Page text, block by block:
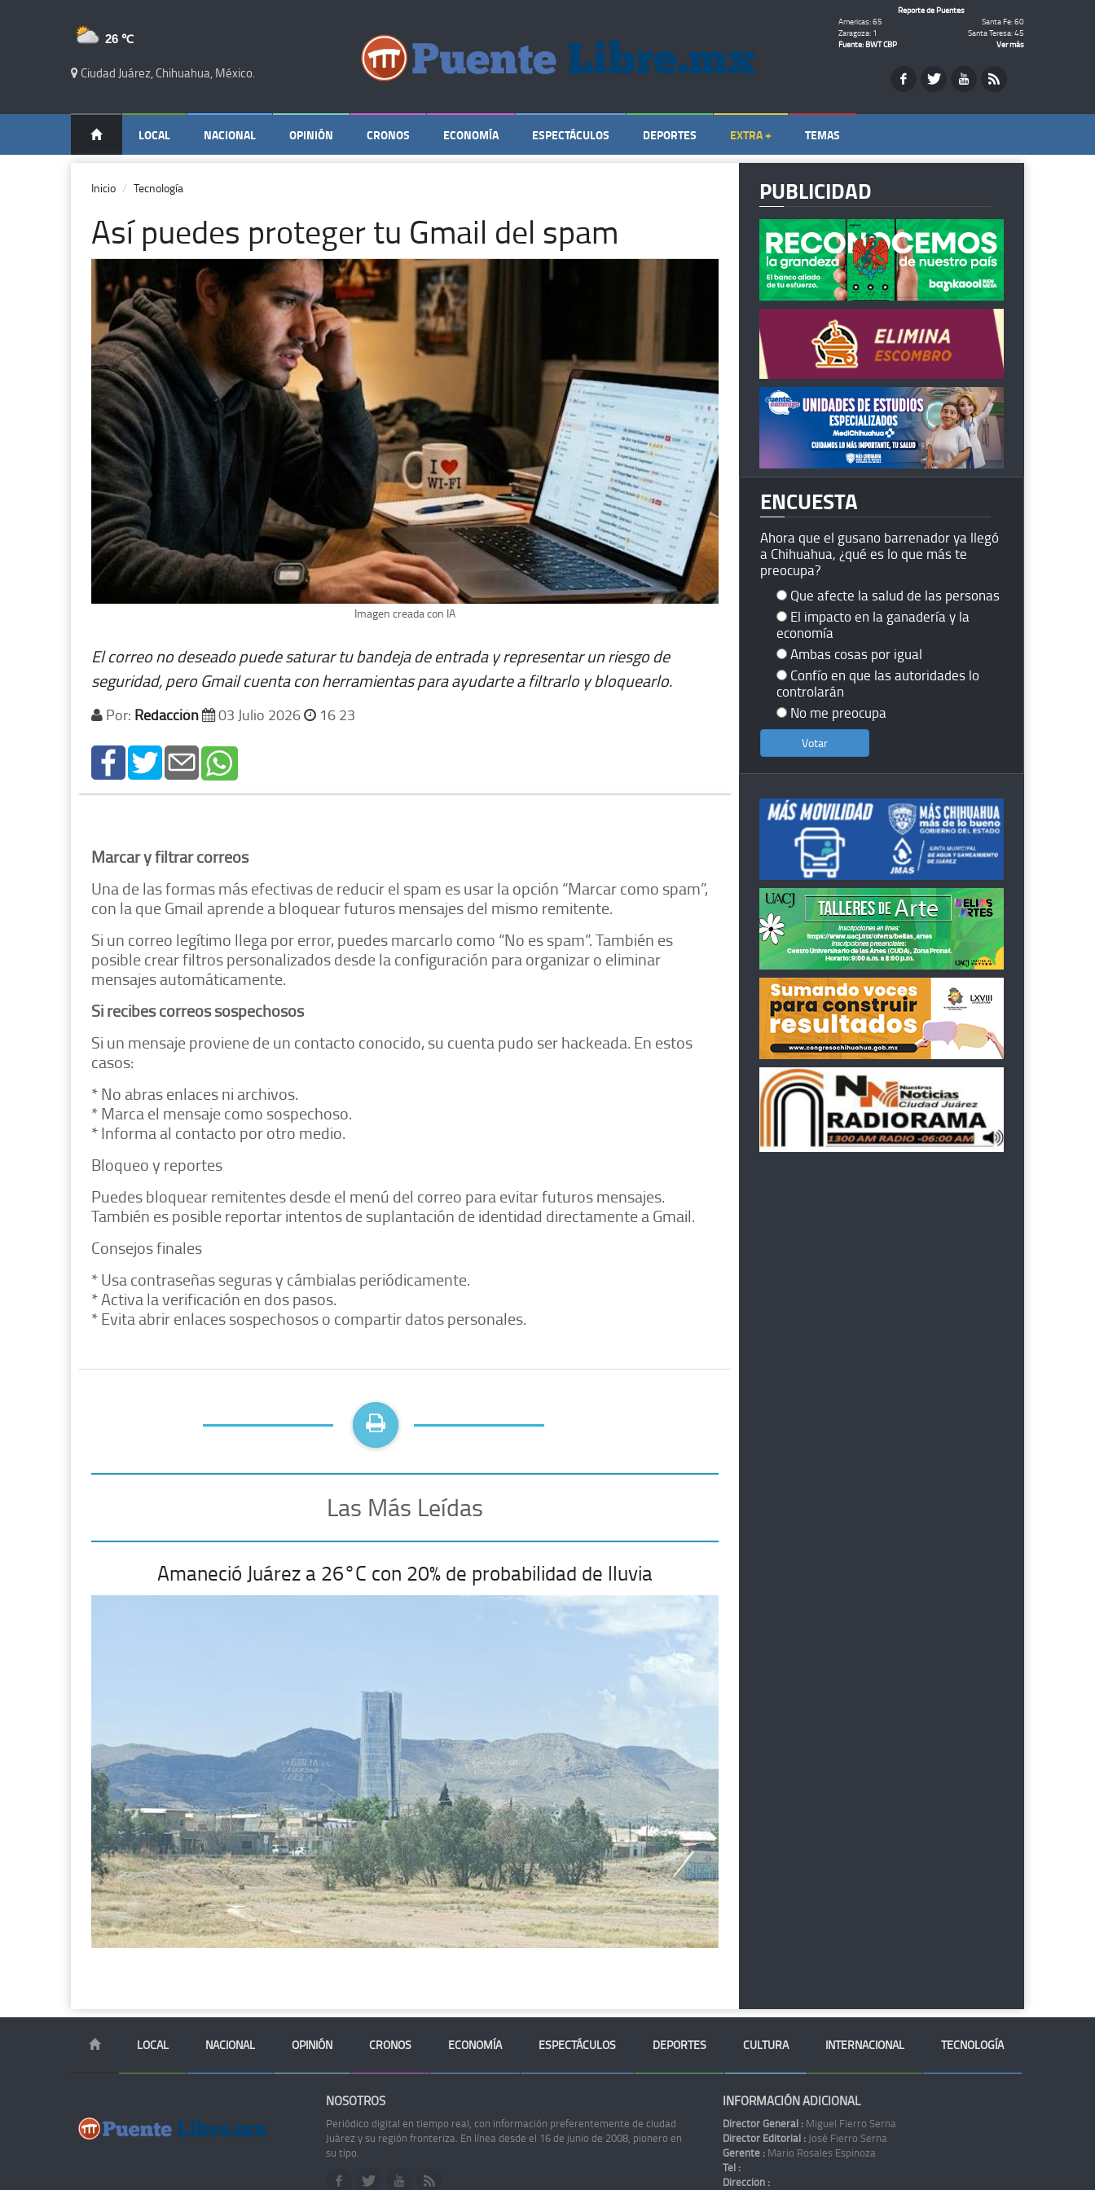
26 ℃
Ciudad Juárez, Chihuahua, México.
Reporte de Puentes
Americas: 65
Santa Fe: 60
Zaragoza: 1
Santa Teresa: 45
Fuente: BWT CBP
Ver más
LOCAL NACIONAL OPINIÓN CRONOS ECONOMÍA ESPECTÁCULOS DEPORTES EXTRA + TEMAS
Inicio Tecnología
Así puedes proteger tu Gmail del spam
Imagen creada con IA
El correo no deseado puede saturar tu bandeja de entrada y representar un riesgo de
seguridad, pero Gmail cuenta con herramientas para ayudarte a filtrarlo y bloquearlo.
Por: Redacción 03 Julio 2026 16 23
Marcar y filtrar correos
Una de las formas más efectivas de reducir el spam es usar la opción “Marcar como spam”,
con la que Gmail aprende a bloquear futuros mensajes del mismo remitente.
Si un correo legítimo llega por error, puedes marcarlo como “No es spam”. También es
posible crear filtros personalizados desde la configuración para organizar o eliminar
mensajes automáticamente.
Si recibes correos sospechosos
Si un mensaje proviene de un contacto conocido, su cuenta pudo ser hackeada. En estos
casos:
* No abras enlaces ni archivos.
* Marca el mensaje como sospechoso.
* Informa al contacto por otro medio.
Bloqueo y reportes
Puedes bloquear remitentes desde el menú del correo para evitar futuros mensajes.
También es posible reportar intentos de suplantación de identidad directamente a Gmail.
Consejos finales
* Usa contraseñas seguras y cámbialas periódicamente.
* Activa la verificación en dos pasos.
* Evita abrir enlaces sospechosos o compartir datos personales.
Las Más Leídas
Amaneció Juárez a 26°C con 20% de probabilidad de lluvia
PUBLICIDAD
ENCUESTA
Ahora que el gusano barrenador ya llegó
a Chihuahua, ¿qué es lo que más te
preocupa?
Que afecte la salud de las personas
El impacto en la ganadería y la
economía
Ambas cosas por igual
Confío en que las autoridades lo
controlarán
No me preocupa
LOCAL NACIONAL OPINIÓN CRONOS ECONOMÍA ESPECTÁCULOS DEPORTES CULTURA INTERNACIONAL TECNOLOGÍA
NOSOTROS
Periódico digital en tiempo real, con información preferentemente de ciudad
Juárez y su región fronteriza. En línea desde el 16 de junio de 2008, pionero en
su tipo.
INFORMACIÓN ADICIONAL
Director General : Miguel Fierro Serna
Director Editorial : José Fierro Serna
Gerente : Mario Rosales Espinoza
Tel :
Dirección :